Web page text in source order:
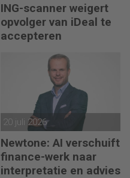
ING-scanner weigert
opvolger van iDeal te
accepteren
20 juli 2026
Newtone: AI verschuift
finance-werk naar
interpretatie en advies